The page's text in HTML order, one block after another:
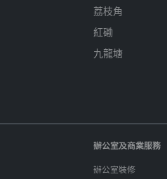
荔枝角
紅磡
九龍塘
辦公室及商業服務
辦公室裝修